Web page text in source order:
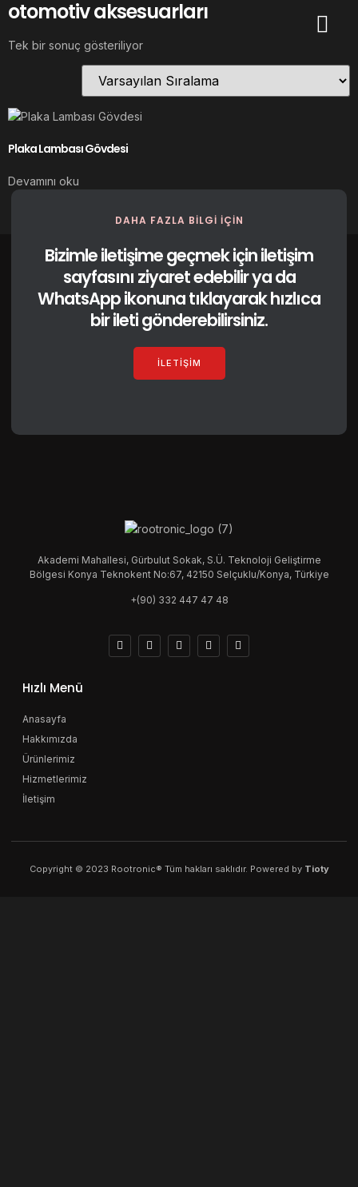
otomotiv aksesuarları
Tek bir sonuç gösteriliyor
Plaka Lambası Gövdesi
Devamını oku
DAHA FAZLA BILGI IÇIN
Bizimle iletişime geçmek için iletişim
sayfasını ziyaret edebilir ya da
WhatsApp ikonuna tıklayarak hızlıca
bir ileti gönderebilirsiniz.
İLETIŞIM
Akademi Mahallesi, Gürbulut Sokak, S.Ü. Teknoloji Geliştirme
Bölgesi Konya Teknokent No:67, 42150 Selçuklu/Konya, Türkiye
+(90) 332 447 47 48
Hızlı Menü
Anasayfa
Hakkımızda
Ürünlerimiz
Hizmetlerimiz
İletişim
Copyright © 2023 Rootronic® Tüm hakları saklıdır. Powered by Tioty